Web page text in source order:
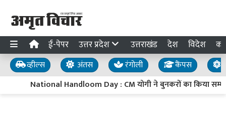
ई-पेपर उत्तर प्रदेश उत्तराखंड देश विदेश
व्हील्स अंतस रंगोली कैंपस
National Handloom Day : CM योगी ने बुनकरों का किया